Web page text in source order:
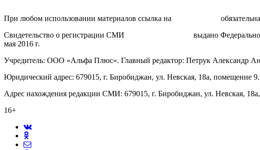
При любом использовании материалов ссылка на
Свидетельство о регистрации СМИ
выдано
мая 2016 г.
Учредитель: ООО «Альфа Плюс». Главный редактор: Петрук Александр
Юридический адрес: 679015, г. Биробиджан, ул. Невская, 18а, помещение
Адрес нахождения редакции СМИ: 679015, г. Биробиджан, ул. Невская,
16+